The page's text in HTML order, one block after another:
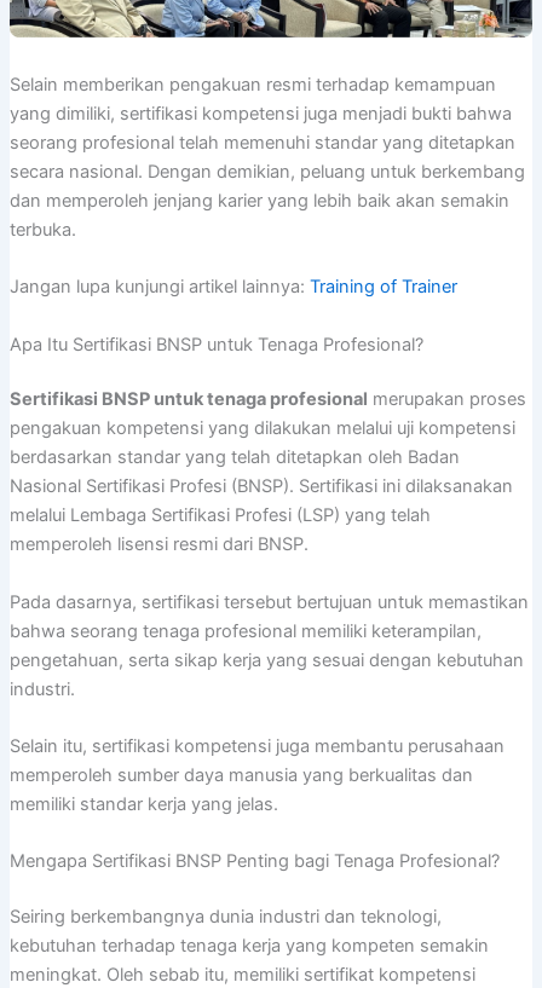
Selain memberikan pengakuan resmi terhadap kemampuan
yang dimiliki, sertifikasi kompetensi juga menjadi bukti bahwa
seorang profesional telah memenuhi standar yang ditetapkan
secara nasional. Dengan demikian, peluang untuk berkembang
dan memperoleh jenjang karier yang lebih baik akan semakin
terbuka.
Jangan lupa kunjungi artikel lainnya: Training of Trainer
Apa Itu Sertifikasi BNSP untuk Tenaga Profesional?
Sertifikasi BNSP untuk tenaga profesional merupakan proses
pengakuan kompetensi yang dilakukan melalui uji kompetensi
berdasarkan standar yang telah ditetapkan oleh Badan
Nasional Sertifikasi Profesi (BNSP). Sertifikasi ini dilaksanakan
melalui Lembaga Sertifikasi Profesi (LSP) yang telah
memperoleh lisensi resmi dari BNSP.
Pada dasarnya, sertifikasi tersebut bertujuan untuk memastikan
bahwa seorang tenaga profesional memiliki keterampilan,
pengetahuan, serta sikap kerja yang sesuai dengan kebutuhan
industri.
Selain itu, sertifikasi kompetensi juga membantu perusahaan
memperoleh sumber daya manusia yang berkualitas dan
memiliki standar kerja yang jelas.
Mengapa Sertifikasi BNSP Penting bagi Tenaga Profesional?
Seiring berkembangnya dunia industri dan teknologi,
kebutuhan terhadap tenaga kerja yang kompeten semakin
meningkat. Oleh sebab itu, memiliki sertifikat kompetensi